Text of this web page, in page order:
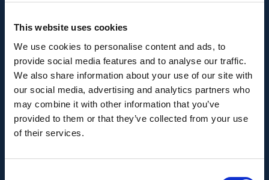
This website uses cookies
We use cookies to personalise content and ads, to
provide social media features and to analyse our traffic.
We also share information about your use of our site with
our social media, advertising and analytics partners who
may combine it with other information that you’ve
provided to them or that they’ve collected from your use
of their services.
INNOVACIÓN Y DESARROLLO DE ANDALUCÍA
IDEA
Se ha recibido un incentivo de la Agencia de
Junta de Andalucía, por un importe de